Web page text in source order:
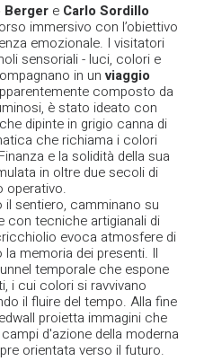
Berger e Carlo Sordillo
immersivo con l’obiettivo
emozionale. I visitatori
sensoriali - luci, colori e
in unviaggio
composto da
è stato ideato con
dipinte in grigio canna di
che richiama i colori
e la solidità della sua
in oltre due secoli di
operativo.
il sentiero, camminano su
con tecniche artigianali di
evoca atmosfere di
memoria dei presenti. Il
temporale che espone
i cui colori si ravvivano
il fluire del tempo. Alla fine
proietta immagini che
d'azione della moderna
orientata verso il futuro.